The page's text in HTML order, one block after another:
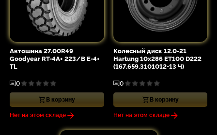
Автошина 27.00R49
Goodyear RT-4A+ 223/B E-4+
TL
0
В корзину
Нет на этом складе
Колесный диск 12.0-21
Hartung 10x286 ET100 D222
(167.659.3101012-13 Ч)
0
В корзину
Нет на этом складе